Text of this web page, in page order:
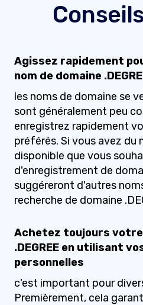
Agissez rapidement
nom de domaine
les noms de domaine se
sont généralement peu
enregistrez rapidement
préférés. Si vous avez du
disponible que vous
d'enregistrement de
suggéreront d'autres
recherche de domaine
Achetez toujours votre
.DEGREE en utilisant
personnelles
c'est important pour
Premièrement, cela